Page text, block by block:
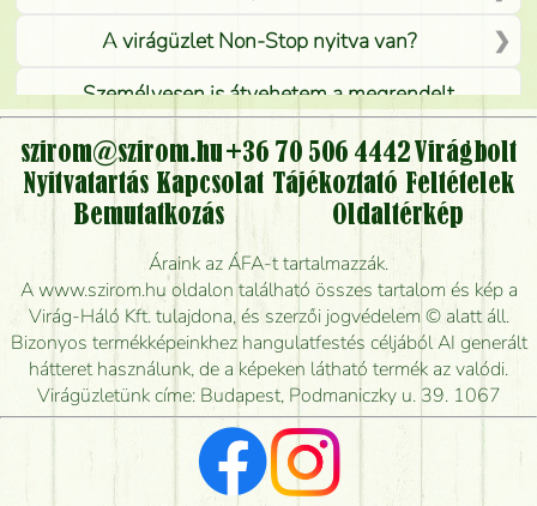
A virágüzlet Non-Stop nyitva van?
Személyesen is átvehetem a megrendelt
virágcsokrot, vagy csak virágküldéssel, kiszállítással
kérhető?
Vidékre is lehet rendelni?
Meddig rendelhetek virágküldést úgy, hogy még ma
kiszállítsák?
Mennyire gyorsan tudják elkészíteni a csokrot, és
mikor tudják leghamarabb kiszállítani?
Vörös rózsát keresek, van önöknél?
Milyen visszajelzést kapok a virágküldésről?
szirom@szirom.hu +36 70 506 4442Virágbolt
Nyitvatartás Kapcsolat Tájékoztató Feltételek
Bemutatkozás
Oldaltérkép
Áraink az ÁFA-t tartalmazzák.
A www.szirom.hu oldalon található összes tartalom és kép a
Virág-Háló Kft. tulajdona, és szerzői jogvédelem © alatt áll.
Bizonyos termékképeinkhez hangulatfestés céljából AI generált
hátteret használunk, de a képeken látható termék az valódi.
Virágüzletünk címe: Budapest, Podmaniczky u. 39. 1067